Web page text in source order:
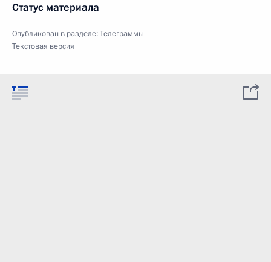
Статус материала
Опубликован в разделе:Телеграммы
Текстовая версия